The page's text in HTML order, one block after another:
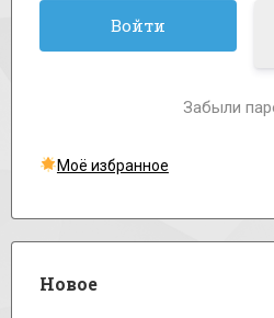
Забыли
Моё избранное
Новое